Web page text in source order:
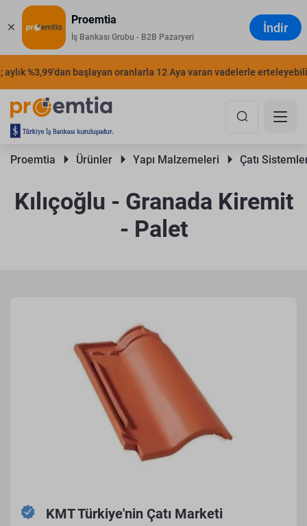
Proemtia
İş Bankası Grubu - B2B Pazaryeri
İndir
%3,99'dan başlayan oranlarla 12 Aya varan vadelerle
Proemtia Ürünler Yapı Malzemeleri Çatı
Kılıçoğlu - Granada Kiremit
- Palet
KMT Türkiye'nin Çatı Marketi